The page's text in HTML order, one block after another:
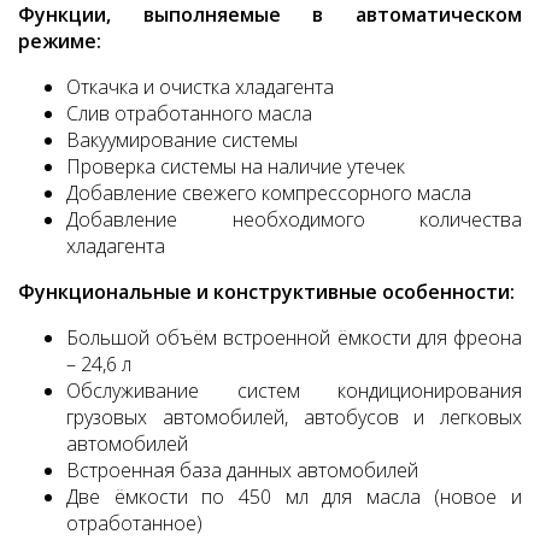
Функции, выполняемые в автоматическом
режиме:
Откачка и очистка хладагента
Слив отработанного масла
Вакуумирование системы
Проверка системы на наличие утечек
Добавление свежего компрессорного масла
Добавление необходимого количества
хладагента
Функциональные и конструктивные особенности:
Большой объём встроенной ёмкости для фреона
– 24,6 л
Обслуживание систем кондиционирования
грузовых автомобилей, автобусов и легковых
автомобилей
Встроенная база данных автомобилей
Две ёмкости по 450 мл для масла (новое и
отработанное)